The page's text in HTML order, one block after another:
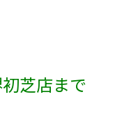
芝店まで